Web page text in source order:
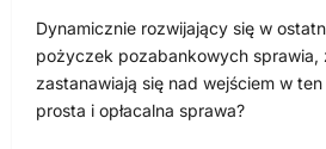
Dynamicznie rozwijający się w
pożyczek pozabankowych sprawia,
zastanawiają się nad wejściem w
prosta i opłacalna sprawa?